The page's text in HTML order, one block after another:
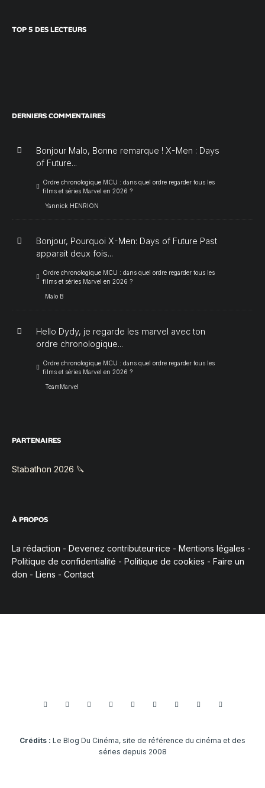
TOP 5 DES LECTEURS
DERNIERS COMMENTAIRES
Bonjour Malo, Bonne remarque ! X-Men : Days
of Future...
Ordre chronologique MCU : dans quel ordre regarder tous les
films et séries Marvel en 2026 ?
Yannick HENRION
Bonjour, Pourquoi X-Men: Days of Future Past
apparait deux fois...
Ordre chronologique MCU : dans quel ordre regarder tous les
films et séries Marvel en 2026 ?
Malo B
Hello Dydy, je regarde les marvel avec ton
ordre chronologique...
Ordre chronologique MCU : dans quel ordre regarder tous les
films et séries Marvel en 2026 ?
TeamMarvel
PARTENAIRES
Stabathon 2026 🔪
À PROPOS
La rédaction - Devenez contributeur·rice - Mentions légales -
Politique de confidentialité - Politique de cookies - Faire un
don - Liens - Contact
Crédits : Le Blog Du Cinéma, site de référence du cinéma et des
séries depuis 2008